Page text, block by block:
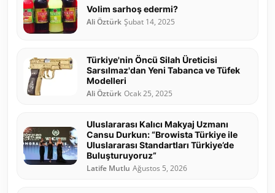
Volim sarhoş edermi?
Ali Öztürk Şubat 14, 2025
Türkiye'nin Öncü Silah Üreticisi
Sarsılmaz'dan Yeni Tabanca ve Tüfek
Modelleri
Ali Öztürk Ocak 25, 2025
Uluslararası Kalıcı Makyaj Uzmanı
Cansu Durkun: “Browista Türkiye ile
Uluslararası Standartları Türkiye’de
Buluşturuyoruz”
Latife Mutlu Ağustos 5, 2026